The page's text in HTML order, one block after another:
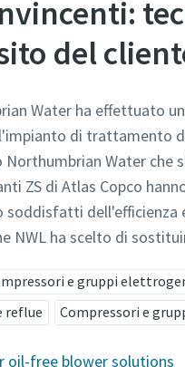
del
Water ha effettuato
di trattamento
Northumbrian Water
ZS di Atlas Copco
soddisfatti
NWL ha scelto di
e gruppi
reflue
Compressori e
oil-free blower solutions